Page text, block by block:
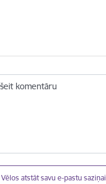
komentāru
Vēlos atstāt savu e-pastu saziņai